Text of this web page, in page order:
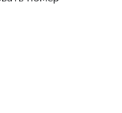
решения